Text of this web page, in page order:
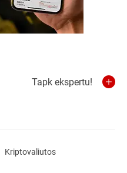
Tapk ekspertu!
Kriptovaliutos